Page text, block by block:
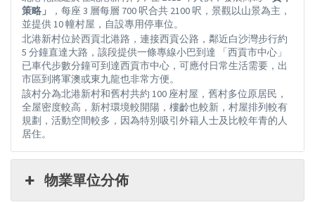
策略」
，每座 3 層每層 700 呎合共 2100 呎，景觀以山景為主，
並提供 10 幢村屋，自設專用停車位。
北港新村位於西貢北港路，連接西貢公路，鄰近白沙灣步行約
5 分鐘直達大路，該段提供一條專線小巴到達 「西貢市中心」
已車代步數分鐘可到達西貢市中心，可應付日常生活需要，出
市區到將軍澳或東九龍也非常方便。
該村分為北港新村和舊村共約 100 座村屋，舊村多位原居民，
全屋密度較高，新村環境較開陽，樓齡也較新，村屋排列較有
規劃，活動空間較多，因為特別吸引外籍人士及比較年青的人
居住。
物業單位分佈